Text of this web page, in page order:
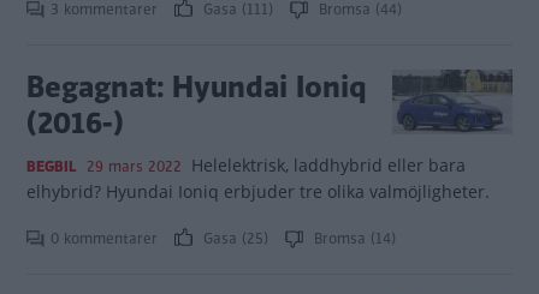
3 kommentarer Gasa (111) Bromsa (44)
Begagnat: Hyundai Ioniq
(2016-)
BEGBIL 29 mars 2022 Helelektrisk, laddhybrid eller bara
elhybrid? Hyundai Ioniq erbjuder tre olika valmöjligheter.
0 kommentarer Gasa (25) Bromsa (14)